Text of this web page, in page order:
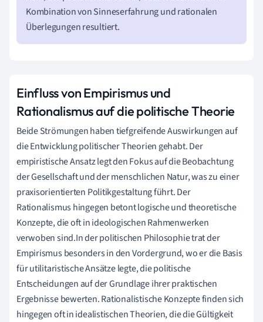
Kombination von Sinneserfahrung und rationalen
Überlegungen resultiert.
Einfluss von Empirismus und
Rationalismus auf die politische Theorie
Beide Strömungen haben tiefgreifende Auswirkungen auf
die Entwicklung politischer Theorien gehabt. Der
empiristische Ansatz legt den Fokus auf die Beobachtung
der Gesellschaft und der menschlichen Natur, was zu einer
praxisorientierten Politikgestaltung führt. Der
Rationalismus hingegen betont logische und theoretische
Konzepte, die oft in ideologischen Rahmenwerken
verwoben sind.In der politischen Philosophie trat der
Empirismus besonders in den Vordergrund, wo er die Basis
für utilitaristische Ansätze legte, die politische
Entscheidungen auf der Grundlage ihrer praktischen
Ergebnisse bewerten. Rationalistische Konzepte finden sich
hingegen oft in idealistischen Theorien, die die Gültigkeit